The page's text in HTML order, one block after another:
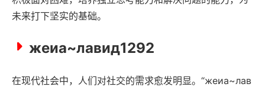
未来打下坚实的基础。
жеиа~лавид1292
在现代社会中，人们对社交的需求愈发明显。“жеиа~лав